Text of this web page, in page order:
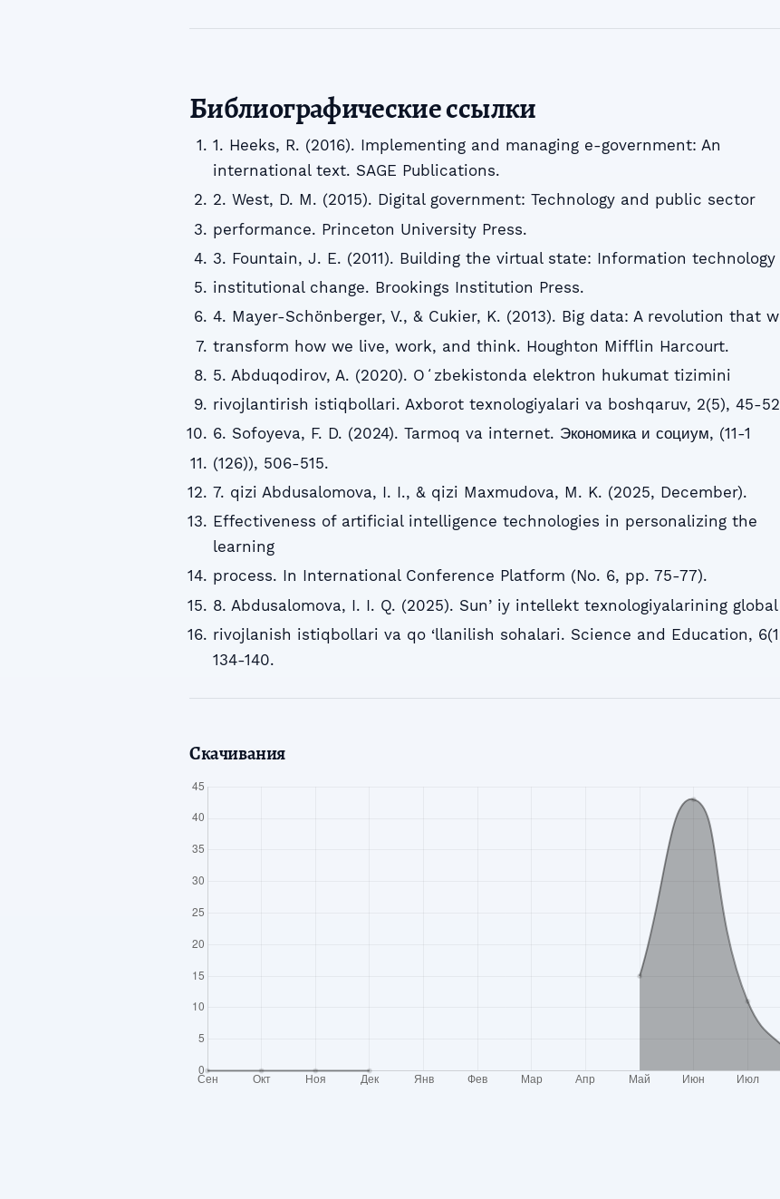
Библиографические ссылки
1. Heeks, R. (2016). Implementing and managing e-government: An
international text. SAGE Publications.
2. West, D. M. (2015). Digital government: Technology and public sector
performance. Princeton University Press.
3. Fountain, J. E. (2011). Building the virtual state: Information technology
institutional change. Brookings Institution Press.
4. Mayer-Schönberger, V., & Cukier, K. (2013). Big data: A revolution that
transform how we live, work, and think. Houghton Mifflin Harcourt.
5. Abduqodirov, A. (2020). Oʻzbekistonda elektron hukumat tizimini
rivojlantirish istiqbollari. Axborot texnologiyalari va boshqaruv, 2(5), 45-
6. Sofoyeva, F. D. (2024). Tarmoq va internet. Экономика и социум, (11-1
(126)), 506-515.
7. qizi Abdusalomova, I. I., & qizi Maxmudova, M. K. (2025, December).
Effectiveness of artificial intelligence technologies in personalizing the
learning
process. In International Conference Platform (No. 6, pp. 75-77).
8. Abdusalomova, I. I. Q. (2025). Sunʼiy intellekt texnologiyalarining global
rivojlanish istiqbollari va qo ‘llanilish sohalari. Science and Education,
134-140.
Скачивания